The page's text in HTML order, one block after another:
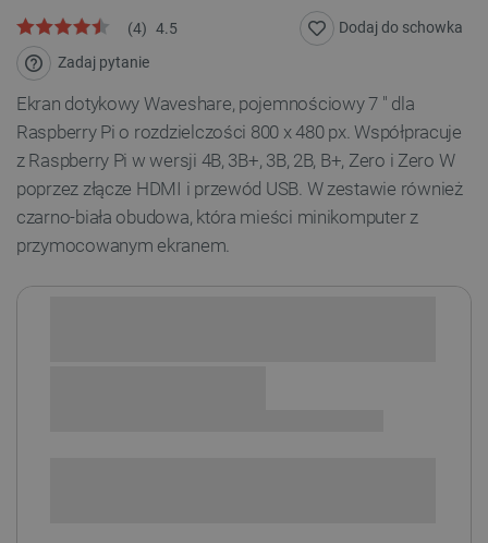
4.5
(4)
Zadaj pytanie
Dodaj do schowka
Ekran dotykowy Waveshare, pojemnościowy 7 " dla
Raspberry Pi o rozdzielczości 800 x 480 px. Współpracuje
z Raspberry Pi w wersji 4B, 3B+, 3B, 2B, B+, Zero i Zero W
poprzez złącze HDMI i przewód USB. W zestawie również
czarno-biała obudowa, która mieści minikomputer z
przymocowanym ekranem.